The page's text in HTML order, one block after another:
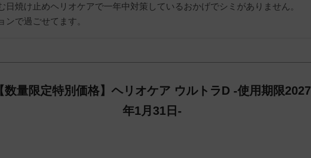
日焼け止めヘリオケアで一年中対策しているおかげでシミがありません。
で過ごせてます。
【数量限定特別価格】ヘリオケア ウルトラD -使用期限2027
年1月31日-